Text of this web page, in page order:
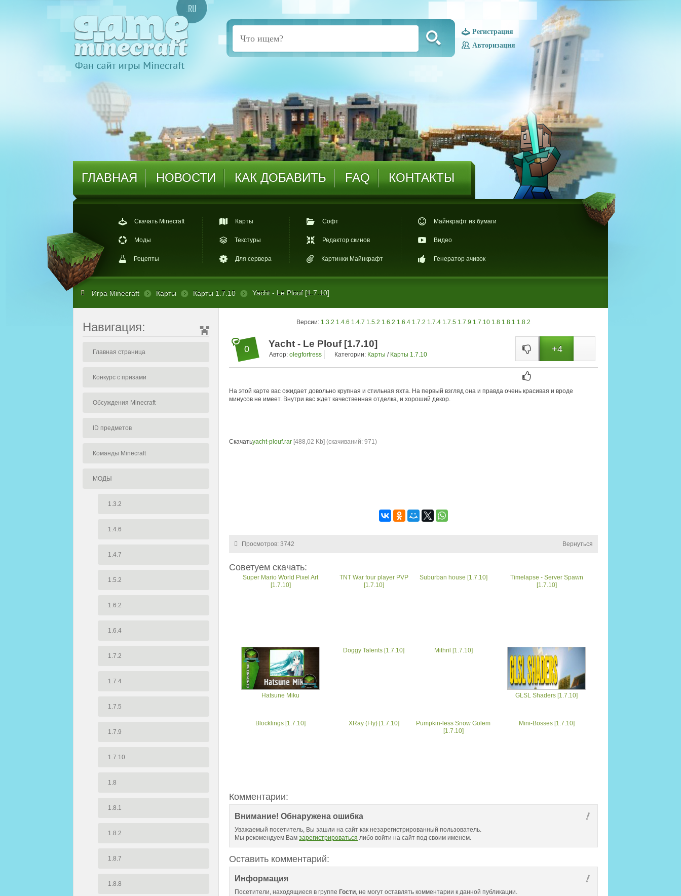
Регистрация
Авторизация
ГЛАВНАЯ НОВОСТИ КАК ДОБАВИТЬ FAQ КОНТАКТЫ
Скачать Minecraft
Моды
Рецепты
Карты
Текстуры
Для сервера
Софт
Редактор скинов
Картинки Майнкрафт
Майнкрафт из бумаги
Видео
Генератор ачивок
Игра Minecraft Карты Карты 1.7.10 Yacht - Le Plouf [1.7.10]
Навигация:
Главная страница
Конкурс с призами
Обсуждения Minecraft
ID предметов
Команды Minecraft
МОДЫ
1.3.2
1.4.6
1.4.7
1.5.2
1.6.2
1.6.4
1.7.2
1.7.4
1.7.5
1.7.9
1.7.10
1.8
1.8.1
1.8.2
1.8.7
1.8.8
Версии: 1.3.2 1.4.6 1.4.7 1.5.2 1.6.2 1.6.4 1.7.2 1.7.4 1.7.5 1.7.9 1.7.10 1.8 1.8.1 1.8.2
0 Yacht - Le Plouf [1.7.10]
Автор: olegfortress Категории: Карты / Карты 1.7.10
+4
На этой карте вас ожидает довольно крупная и стильная яхта. На первый взгляд она и правда очень красивая и вроде
минусов не имеет. Внутри вас ждет качественная отделка, и хороший декор.
Скачатьyacht-plouf.rar [488,02 Kb] (cкачиваний: 971)
Просмотров: 3742 Вернуться
Советуем скачать:
Super Mario World Pixel Art
[1.7.10]
TNT War four player PVP
[1.7.10]
Suburban house [1.7.10]
Timelapse - Server Spawn
[1.7.10]
Hatsune Miku
Doggy Talents [1.7.10] Mithril [1.7.10]
GLSL Shaders [1.7.10]
Blocklings [1.7.10] XRay (Fly) [1.7.10]
Pumpkin-less Snow Golem
[1.7.10]
Mini-Bosses [1.7.10]
Комментарии:
Внимание! Обнаружена ошибка
Уважаемый посетитель, Вы зашли на сайт как незарегистрированный пользователь.
Мы рекомендуем Вам зарегистрироваться либо войти на сайт под своим именем.
Оставить комментарий:
Информация
Посетители, находящиеся в группе Гости , не могут оставлять комментарии к данной публикации.